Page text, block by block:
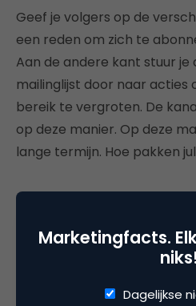
Geef je volgers op de
een reden om zich te
Aan de andere kant stuur je
mailinglijst door naar acties
bereik te vergroten. De
op deze manier. Op deze
lange termijn. Hoe pakken
Marketingfacts.
niks!
Dagelijkse